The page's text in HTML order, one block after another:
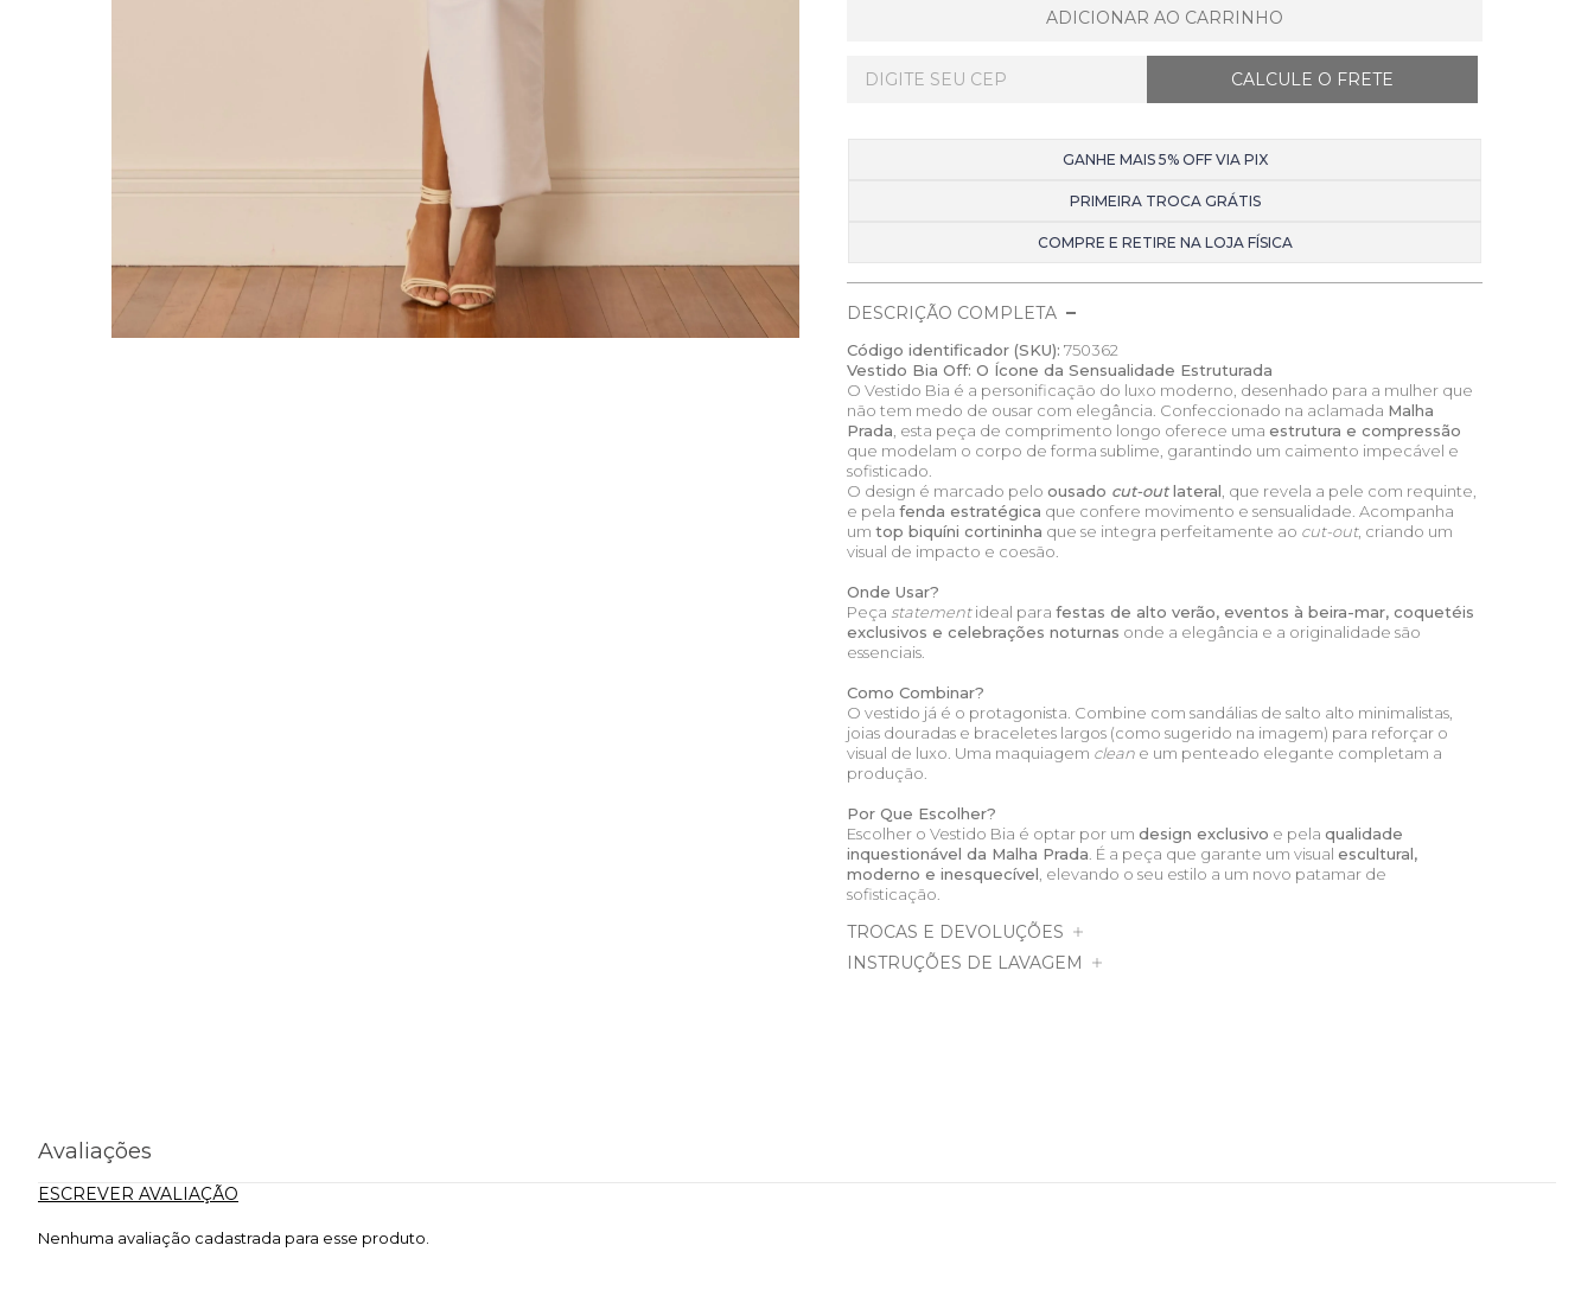
ADICIONAR AO CARRINHO
GANHE MAIS 5% OFF VIA PIX
PRIMEIRA TROCA GRÁTIS
COMPRE E RETIRE NA LOJA FÍSICA
DESCRIÇÃO COMPLETA
Código identificador (SKU): 750362
Vestido Bia Off: O Ícone da Sensualidade Estruturada
O Vestido Bia é a personificação do luxo moderno, desenhado para a mulher que
não tem medo de ousar com elegância. Confeccionado na aclamada Malha
Prada, esta peça de comprimento longo oferece umaestrutura e compressão
que modelam o corpo de forma sublime, garantindo um caimento impecável e
sofisticado.
O design é marcado peloousado cut-outlateral, que revela a pele com requinte,
e pelafenda estratégica que confere movimento e sensualidade. Acompanha
umtop biquíni cortininha que se integra perfeitamente ao cut-out, criando um
visual de impacto e coesão.
Onde Usar?
Peça statementideal parafestas de alto verão, eventos à beira-mar, coquetéis
exclusivos e celebrações noturnas onde a elegância e a originalidade são
essenciais.
Como Combinar?
O vestido já é o protagonista. Combine com sandálias de salto alto minimalistas,
joias douradas e braceletes largos (como sugerido na imagem) para reforçar o
visual de luxo. Uma maquiagem clean e um penteado elegante completam a
produção.
Por Que Escolher?
Escolher o Vestido Bia é optar por umdesign exclusivo e pelaqualidade
inquestionável da Malha Prada. É a peça que garante um visualescultural,
moderno e inesquecível, elevando o seu estilo a um novo patamar de
sofisticação.
TROCAS E DEVOLUÇÕES
INSTRUÇÕES DE LAVAGEM
Avaliações
ESCREVER AVALIAÇÃO
Nenhuma avaliação cadastrada para esse produto.